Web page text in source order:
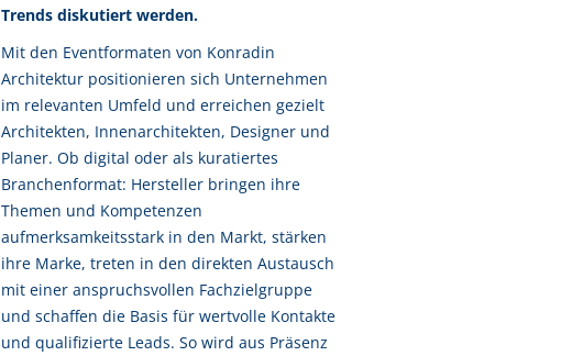
Trends diskutiert werden.
Mit den Eventformaten von Konradin
Architektur positionieren sich Unternehmen
im relevanten Umfeld und erreichen gezielt
Architekten, Innenarchitekten, Designer und
Planer. Ob digital oder als kuratiertes
Branchenformat: Hersteller bringen ihre
Themen und Kompetenzen
aufmerksamkeitsstark in den Markt, stärken
ihre Marke, treten in den direkten Austausch
mit einer anspruchsvollen Fachzielgruppe
und schaffen die Basis für wertvolle Kontakte
und qualifizierte Leads. So wird aus Präsenz